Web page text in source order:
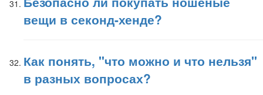
вещи в секонд-хенде?
Как понять, "что можно и что нельзя"
в разных вопросах?